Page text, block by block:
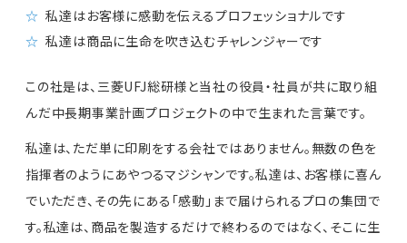
私達はお客様に感動を伝えるプロフェッショナルです
私達は商品に生命を吹き込むチャレンジャーです
この社是は、三菱UFJ総研様と当社の役員・社員が共に取り組
んだ中長期事業計画プロジェクトの中で生まれた言葉です。
私達は、ただ単に印刷をする会社ではありません。無数の色を
指揮者のようにあやつるマジシャンです。私達は、お客様に喜ん
でいただき、その先にある「感動」まで届けられるプロの集団で
す。私達は、商品を製造するだけで終わるのではなく、そこに生